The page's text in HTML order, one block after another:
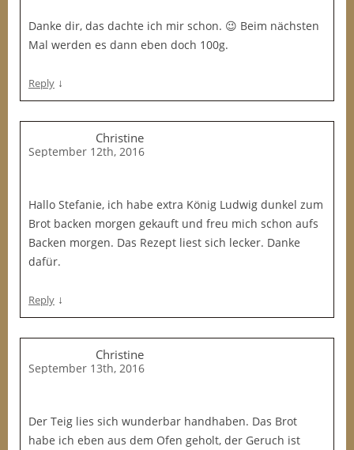
Danke dir, das dachte ich mir schon. 😉 Beim nächsten
Mal werden es dann eben doch 100g.
Reply ↓
Christine
September 12th, 2016
Hallo Stefanie, ich habe extra König Ludwig dunkel zum
Brot backen morgen gekauft und freu mich schon aufs
Backen morgen. Das Rezept liest sich lecker. Danke
dafür.
Reply ↓
Christine
September 13th, 2016
Der Teig lies sich wunderbar handhaben. Das Brot
habe ich eben aus dem Ofen geholt, der Geruch ist